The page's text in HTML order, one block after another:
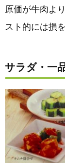
原価が牛肉よ
スト的には損
サラダ・一